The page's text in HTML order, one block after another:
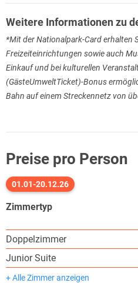
Weitere Informationen zu
*Mit der Nationalpark-Card erhalten
Freizeiteinrichtungen sowie auch
Einkauf und bei kulturellen
(GästeUmweltTicket)-Bonus
Bahn auf einem Streckennetz von
Preise pro Person
01.01-20.12.26
Zimmertyp
Doppelzimmer
Junior Suite
+ Alle Zimmer anzeigen